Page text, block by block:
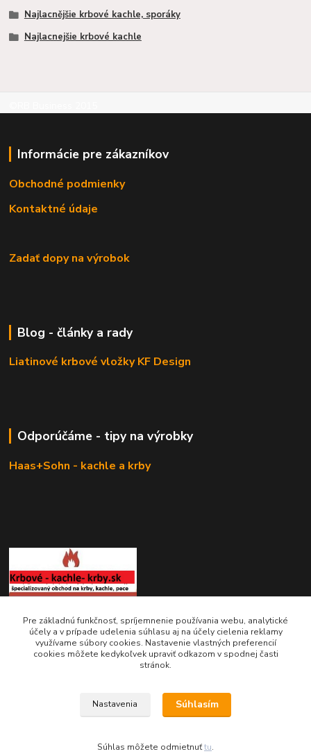
Najlacnějšie krbové kachle, sporáky
Najlacnejšie krbové kachle
Informácie pre zákazníkov
Obchodné podmienky
Kontaktné údaje
Zadať dopy na výrobok
Blog - články a rady
Liatinové krbové vložky KF Design
Odporúčáme - tipy na výrobky
Haas+Sohn - kachle a krby
0949 476 255
Pre základnú funkčnosť, spríjemnenie používania webu, analytické
účely a v prípade udelenia súhlasu aj na účely cielenia reklamy
využívame súbory cookies. Nastavenie vlastných preferencií
cookies môžete kedykoľvek upraviť odkazom v spodnej časti
stránok.
Nastavenia Súhlasím
Súhlas môžete odmietnuťtu.